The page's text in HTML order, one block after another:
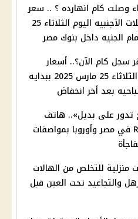
وصلت كام انهارده ؟ .. سعر
الدولار والعملات الآجنبيه اليوم الثلاثاء 25
سجل كام الآن؟.. أسعار
الذهب اليوم الثلاثاء 25 مارس 2025 ببدايه
بعد أخر انخفاض
على بديل».. هاتف
Redmi A5 4G في مصر وأوروبا بمواصفات
منزلية للتخلص من الهالات
والتجاعيد تحت العين قبل